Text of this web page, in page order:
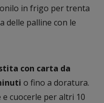
in frigo per trenta
delle palline con le
con carta da
o fino a doratura.
cuocerle per altri 10